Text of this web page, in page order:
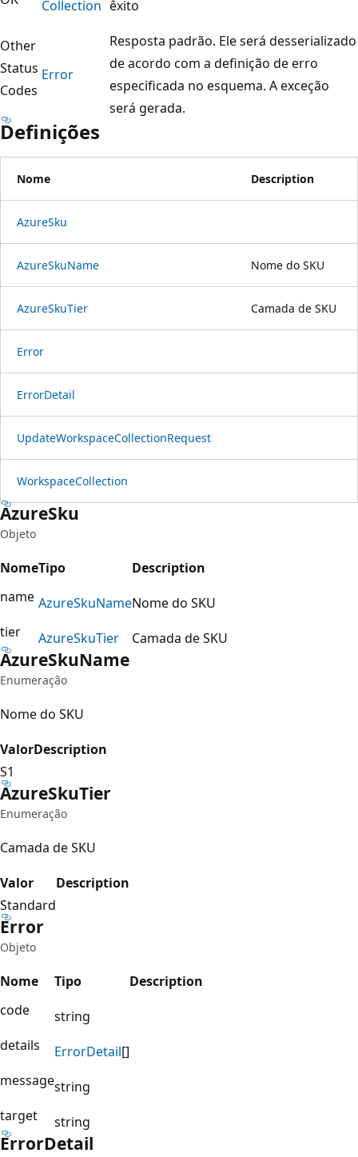
Collection êxito
Other
Status
Codes
Error
Resposta padrão. Ele será desserializado
de acordo com a definição de erro
especificada no esquema. A exceção
será gerada.
Definições
Nome Description
AzureSku
AzureSkuName Nome do SKU
AzureSkuTier Camada de SKU
Error
ErrorDetail
UpdateWorkspaceCollectionRequest
WorkspaceCollection
AzureSku
Objeto
NomeTipo
Description
name AzureSkuNameNome do SKU
tier
AzureSkuTier Camada de SKU
AzureSkuName
Enumeração
Nome do SKU
ValorDescription
S1
AzureSkuTier
Enumeração
Camada de SKU
Valor
Description
Standard
Error
Objeto
Nome Tipo
Description
code
string
details
ErrorDetail[]
messagestring
target
string
ErrorDetail